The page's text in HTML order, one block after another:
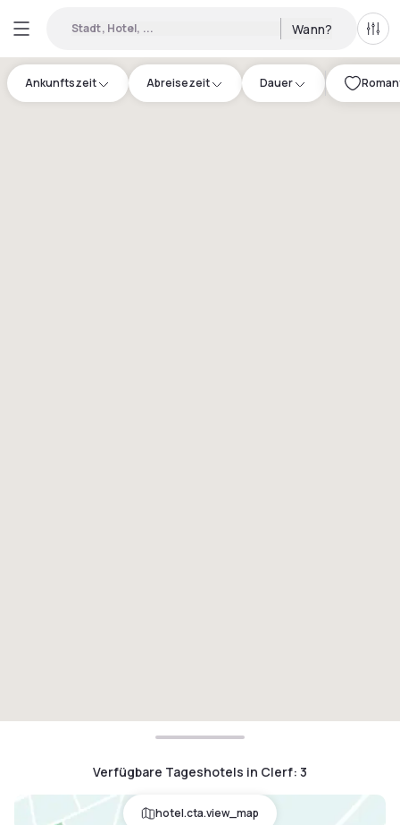
Stadt, Hotel, ... Wann? Alle
Ankunftszeit Abreisezeit Dauer
Verfügbare Tageshotels in Clerf: 3
hotel.cta.view_map